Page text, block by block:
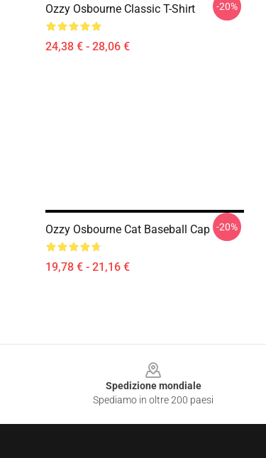
Ozzy Osbourne Classic T-Shirt
24,38 € - 28,06 €
-20%
Ozzy Osbourne Cat Baseball Cap
19,78 € - 21,16 €
-20%
Spedizione mondiale
Spediamo in oltre 200 paesi